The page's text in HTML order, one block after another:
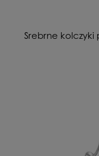
Srebrne kolczyki